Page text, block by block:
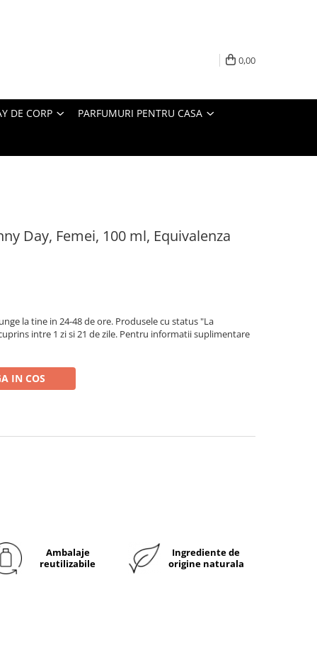
0,00
DE CORP PARFUMURI PENTRU CASA
Day, Femei, 100 ml, Equivalenza
la tine in 24-48 de ore. Produsele cu status "La
intre 1 zi si 21 de zile. Pentru informatii suplimentare
IN COS
Ambalaje
reutilizabile
Ingrediente de
origine naturala